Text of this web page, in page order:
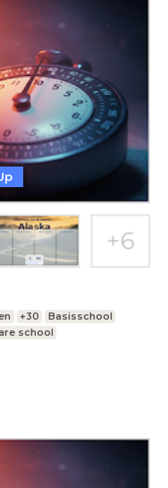
+30
Basisschool
school